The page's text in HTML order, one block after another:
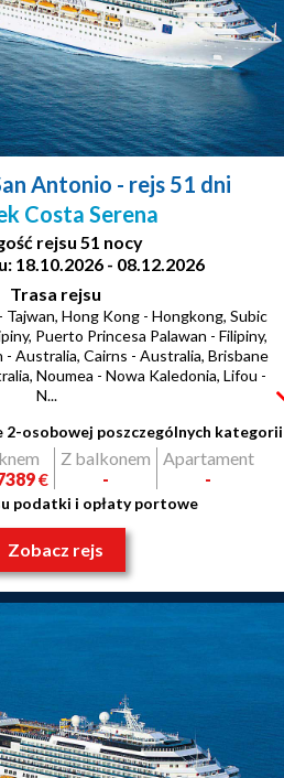
Antonio - rejs 51 dni
Costa Serena
rejsu 51 nocy
18.10.2026 - 08.12.2026
Trasa rejsu
Tajwan, Hong Kong - Hongkong, Subic
Puerto Princesa Palawan - Filipiny,
- Australia, Cairns - Australia, Brisbane
Noumea - Nowa Kaledonia, Lifou -
N...
2-osobowej poszczególnych kategorii
€
Z balkonem
-
Apartament
-
podatki i opłaty portowe
Zobacz rejs